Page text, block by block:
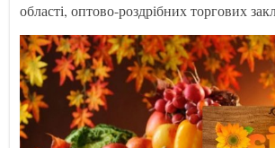
області, оптово-роздрібних торгових